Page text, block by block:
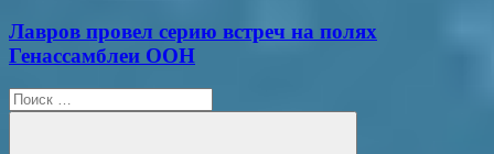
Лавров провел серию встреч на полях
Генассамблеи ООН
Поиск
для: